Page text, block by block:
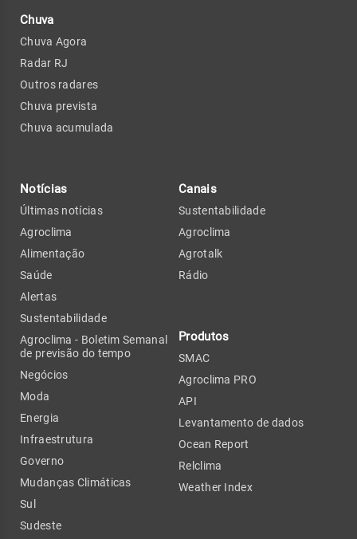
Chuva
Chuva Agora
Radar RJ
Outros radares
Chuva prevista
Chuva acumulada
Notícias
Últimas notícias
Agroclima
Alimentação
Saúde
Alertas
Sustentabilidade
Agroclima - Boletim Semanal
de previsão do tempo
Negócios
Moda
Energia
Infraestrutura
Governo
Mudanças Climáticas
Sul
Sudeste
Canais
Sustentabilidade
Agroclima
Agrotalk
Rádio
Produtos
SMAC
Agroclima PRO
API
Levantamento de dados
Ocean Report
Relclima
Weather Index